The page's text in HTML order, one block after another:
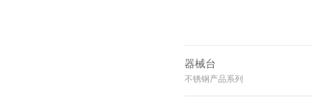
器械台
不锈钢产品系列